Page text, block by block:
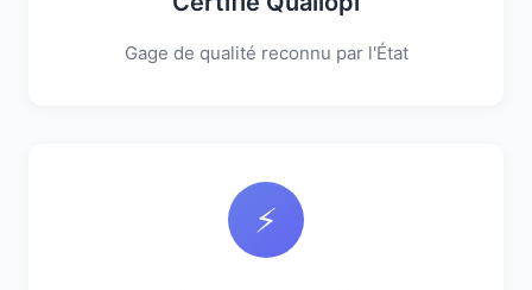
Gage de qualité reconnu par l'État
⚡